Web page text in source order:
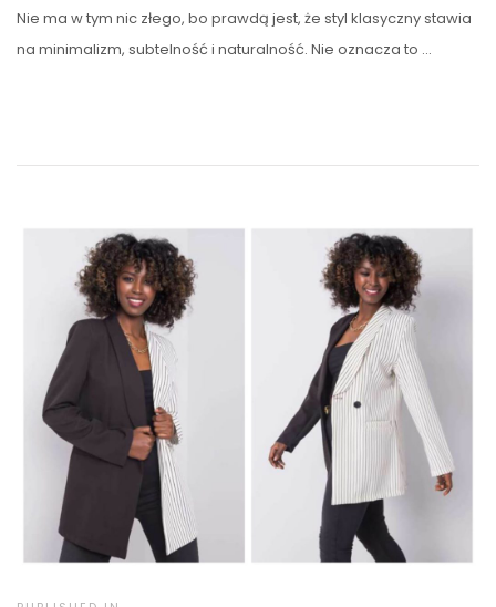
Nie ma w tym nic złego, bo prawdą jest, że styl klasyczny stawia
na minimalizm, subtelność i naturalność. Nie oznacza to …